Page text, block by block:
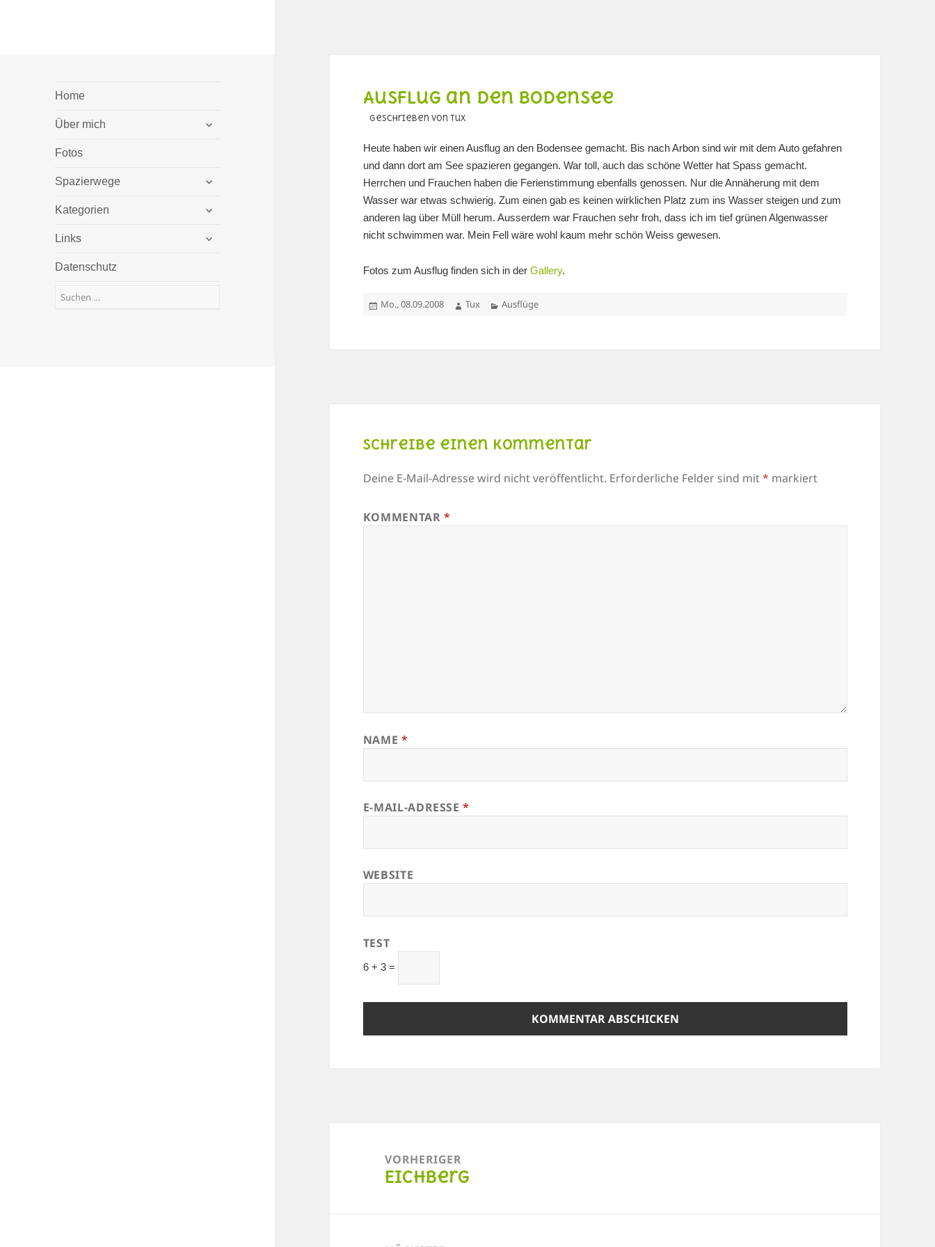
Home
Über mich
untermenü
Fotos
Spazierwege
untermenü
Kategorien
untermenü
Links
untermenü
Datenschutz
Suchen
Ausflug an den Bodensee
geschrieben von Tux
Heute haben wir einen Ausflug an den Bodensee gemacht. Bis nach Arbon sind wir mit dem Auto gefahren
und dann dort am See spazieren gegangen. War toll, auch das schöne Wetter hat Spass gemacht.
Herrchen und Frauchen haben die Ferienstimmung ebenfalls genossen. Nur die Annäherung mit dem
Wasser war etwas schwierig. Zum einen gab es keinen wirklichen Platz zum ins Wasser steigen und zum
anderen lag über Müll herum. Ausserdem war Frauchen sehr froh, dass ich im tief grünen Algenwasser
nicht schwimmen war. Mein Fell wäre wohl kaum mehr schön Weiss gewesen.
Fotos zum Ausflug finden sich in der Gallery.
Veröffentlicht
Mo., 08.09.2008 Autor
Tux Kategorien
Ausflüge
Schreibe einen Kommentar
Deine E-Mail-Adresse wird nicht veröffentlicht. Erforderliche Felder sind mit* markiert
KOMMENTAR*
NAME *
E-MAIL-ADRESSE*
WEBSITE
TEST
6 + 3 =
VORHERIGER
Vorheriger
Eichberg